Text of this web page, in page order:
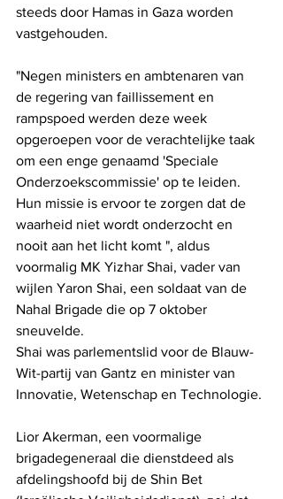
steeds door Hamas in Gaza worden
vastgehouden.
"Negen ministers en ambtenaren van
de regering van faillissement en
rampspoed werden deze week
opgeroepen voor de verachtelijke taak
om een ​​enge genaamd 'Speciale
Onderzoekscommissie' op te leiden.
Hun missie is ervoor te zorgen dat de
waarheid niet wordt onderzocht en
nooit aan het licht komt ", aldus
voormalig MK Yizhar Shai, vader van
wijlen Yaron Shai, een soldaat van de
Nahal Brigade die op 7 oktober
sneuvelde.
Shai was parlementslid voor de Blauw-
Wit-partij van Gantz en minister van
Innovatie, Wetenschap en Technologie.
Lior Akerman, een voormalige
brigadegeneraal die dienstdeed als
afdelingshoofd bij de Shin Bet